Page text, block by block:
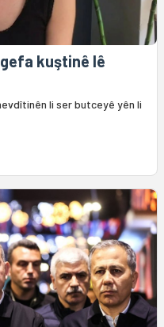
kuştinê lê
li ser butceyê yên li